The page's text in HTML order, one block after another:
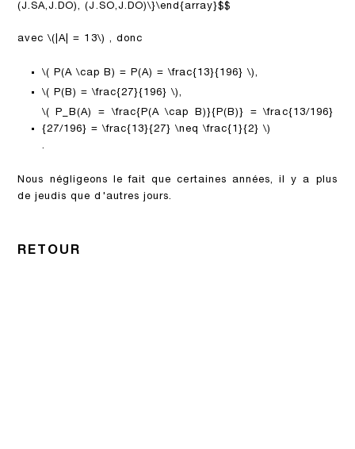
(J.SA,J.DO), (J.SO,J.DO)\}\end{array}$$
avec\(|A| = 13\) , donc
\( P(A \cap B) = P(A) = \frac{13}{196} \),
\( P(B) = \frac{27}{196} \),
\( P_B(A) = \frac{P(A \cap B)}{P(B)} = \frac{13/196}
{27/196} = \frac{13}{27} \neq \frac{1}{2} \)
.
Nous négligeons le fait que certaines années, il y a plus
de jeudis que d'autres jours.
RETOUR